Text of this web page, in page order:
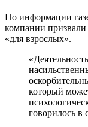
По информации
компании призвали
«для взрослых».
который
говорилось в